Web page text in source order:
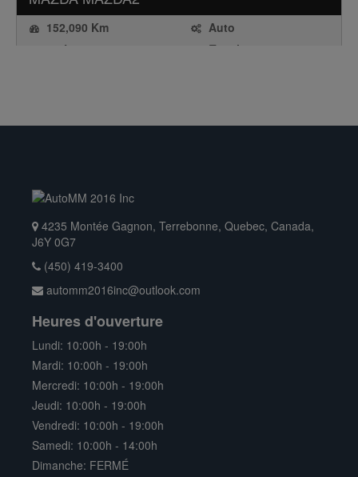
152,090 Km
Auto
1.5L
Traction avant
2011
HYUNDAISONATA MIDDLE-LOW LEVEL
158,000 Km
2.4L 4 Cyl. DOHC
Berline / 4 Portes
4235 Montée Gagnon, Terrebonne, Quebec, Canada,
J6Y 0G7
(450) 419-3400
automm2016inc@outlook.com
Heures d'ouverture
Lundi: 10:00h - 19:00h
Mardi: 10:00h - 19:00h
Mercredi: 10:00h - 19:00h
Jeudi: 10:00h - 19:00h
Vendredi: 10:00h - 19:00h
Samedi: 10:00h - 14:00h
Dimanche: FERMÉ